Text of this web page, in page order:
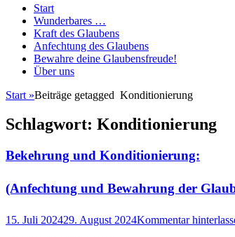
Zum
Inhalt
springen
Start
Wunderbares …
Kraft des Glaubens
Anfechtung des Glaubens
Bewahre deine Glaubensfreude!
Über uns
Start »Beiträge getagged Konditionierung
Schlagwort: Konditionierung
Bekehrung und Konditionierung:
(Anfechtung und Bewahrung der
Posted
15. Juli 202429. August 2024Kommentar